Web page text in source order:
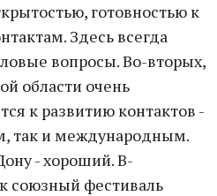
готовностью к
Здесь всегда
вопросы. Во-вторых,
области очень
к развитию контактов -
так и международным.
- хороший. В-
союзный фестиваль